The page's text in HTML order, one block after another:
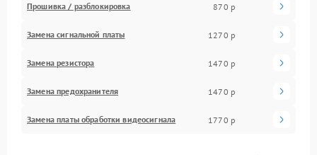
Прошивка / разблокировка 870 р
Замена сигнальной платы 1270 р
Замена резистора 1470 р
Замена предохранителя 1470 р
Замена платы обработки видеосигнала 1770 р